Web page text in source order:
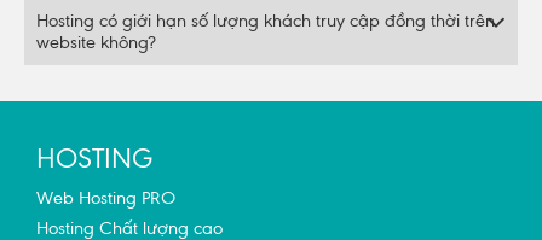
Hosting có giới hạn số lượng khách truy cập đồng thời trên
website không?
HOSTING
Web Hosting PRO
Hosting Chất lượng cao